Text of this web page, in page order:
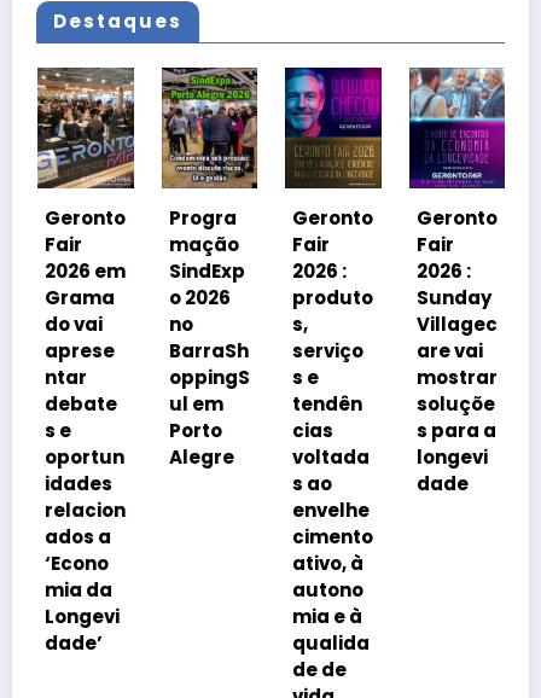
Destaques
em
Progra
SindExp
o 2026
no
BarraSh
oppingS
ul em
Alegre
Geronto
Fair
2026 :
produto
serviço
s e
tendên
cias
voltada
envelhe
cimento
qualida
Geronto
2026 :
Sunday
Villagec
are vai
mostrar
soluçõe
s para a
longevi
Fair
2026
do
á
avanço
rio
impulsi
onado
pelo